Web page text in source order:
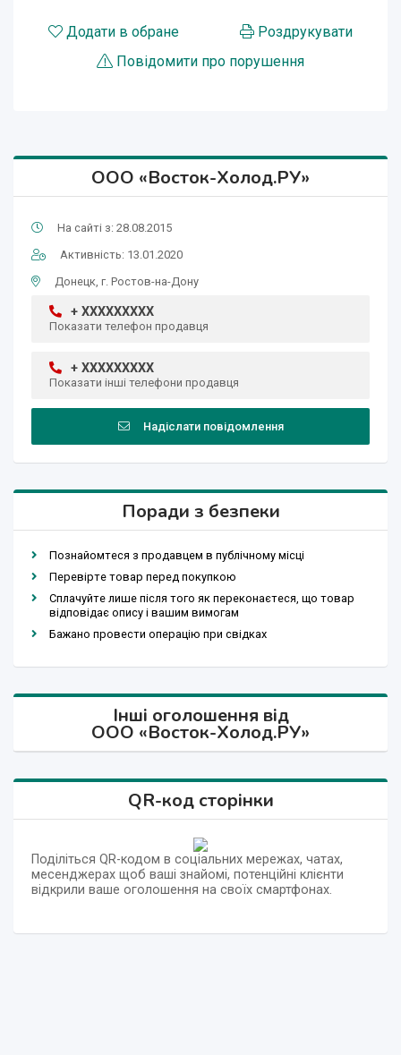
Додати в обране
Роздрукувати
Повідомити про порушення
ООО «Восток-Холод.РУ»
На сайті з: 28.08.2015
Активність: 13.01.2020
Донецк, г. Ростов-на-Дону
+ XXXXXXXXX
Показати телефон продавця
+ XXXXXXXXX
Показати інші телефони продавця
Надіслати повідомлення
Поради з безпеки
Познайомтеся з продавцем в публічному місці
Перевірте товар перед покупкою
Сплачуйте лише після того як переконаєтеся, що товар
відповідає опису і вашим вимогам
Бажано провести операцію при свідках
Інші оголошення від
ООО «Восток-Холод.РУ»
QR-код сторінки
Поділіться QR-кодом в соціальних мережах, чатах,
месенджерах щоб ваші знайомі, потенційні клієнти
відкрили ваше оголошення на своїх смартфонах.